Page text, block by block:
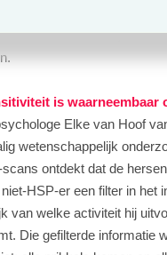
recht te zetten,
is waarneembaar
Elke van Hoof
wetenschappelijk
ontdekt dat de
HSP-er een filter in
van welke activiteit hij
Die gefilterde informatie